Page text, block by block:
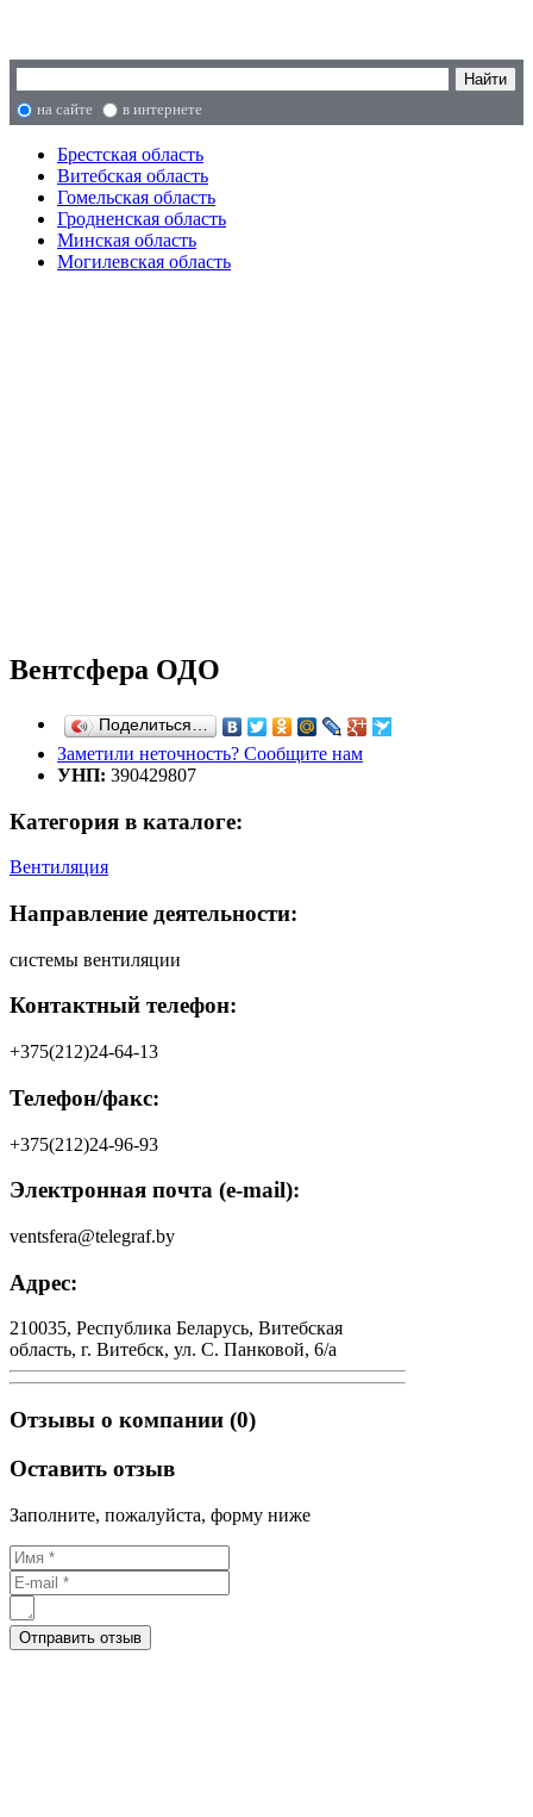
на сайте в интернете
Брестская область
Витебская область
Гомельская область
Гродненская область
Минская область
Могилевская область
Вентсфера ОДО
Поделиться…
Заметили неточность? Сообщите нам
УНП: 390429807
Категория в каталоге:
Вентиляция
Направление деятельности:
системы вентиляции
Контактный телефон:
+375(212)24-64-13
Телефон/факс:
+375(212)24-96-93
Электронная почта (e-mail):
ventsfera@telegraf.by
Адрес:
210035, Республика Беларусь, Витебская
область, г. Витебск, ул. С. Панковой, 6/а
Отзывы о компании (0)
Оставить отзыв
Заполните, пожалуйста, форму ниже